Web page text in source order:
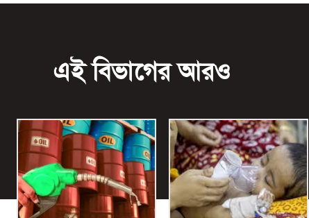
এই বিভাগের আরও